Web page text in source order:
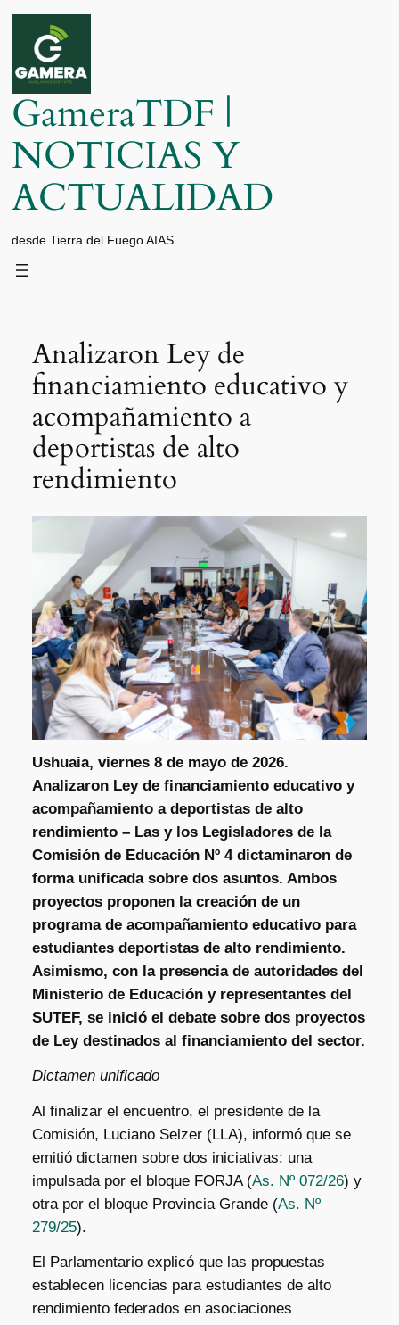
Saltar
contenido
GameraTDF |
NOTICIAS Y
ACTUALIDAD
desde Tierra del Fuego AIAS
Analizaron Ley de
financiamiento educativo y
acompañamiento a
deportistas de alto
rendimiento
Ushuaia, viernes 8 de mayo de 2026.
Analizaron Ley de financiamiento educativo y
acompañamiento a deportistas de alto
rendimiento – Las y los Legisladores de la
Comisión de Educación Nº 4 dictaminaron de
forma unificada sobre dos asuntos. Ambos
proyectos proponen la creación de un
programa de acompañamiento educativo para
estudiantes deportistas de alto rendimiento.
Asimismo, con la presencia de autoridades del
Ministerio de Educación y representantes del
SUTEF, se inició el debate sobre dos proyectos
de Ley destinados al financiamiento del sector.
Dictamen unificado
Al finalizar el encuentro, el presidente de la
Comisión, Luciano Selzer (LLA), informó que se
emitió dictamen sobre dos iniciativas: una
impulsada por el bloque FORJA (As. Nº 072/26) y
otra por el bloque Provincia Grande (As. Nº
279/25).
El Parlamentario explicó que las propuestas
establecen licencias para estudiantes de alto
rendimiento federados en asociaciones